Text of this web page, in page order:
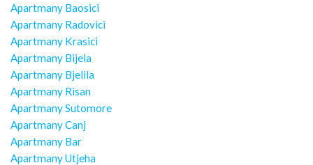
Apartmany Baosici
Apartmany Radovici
Apartmany Krasici
Apartmany Bijela
Apartmany Bjelila
Apartmany Risan
Apartmany Sutomore
Apartmany Canj
Apartmany Bar
Apartmany Utjeha